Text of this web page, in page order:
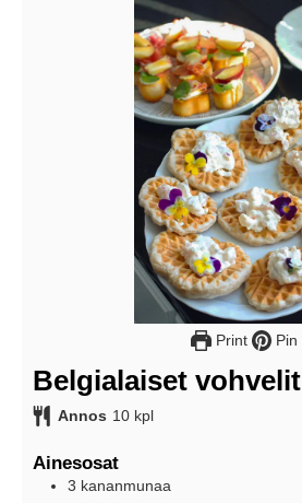
Print Pin
Belgialaiset vohvelit
Annos 10 kpl
Ainesosat
3 kananmunaa